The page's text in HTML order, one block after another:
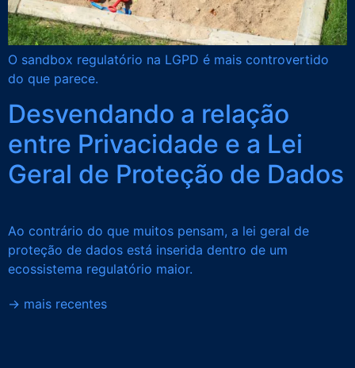
O sandbox regulatório na LGPD é mais controvertido
do que parece.
Desvendando a relação
entre Privacidade e a Lei
Geral de Proteção de Dados
Ao contrário do que muitos pensam, a lei geral de
proteção de dados está inserida dentro de um
ecossistema regulatório maior.
→ mais recentes